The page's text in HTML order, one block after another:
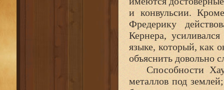
и конвульсии.
Фредерику
Кернера,
языке, который, как
объяснить довольно
Способности
металлов под